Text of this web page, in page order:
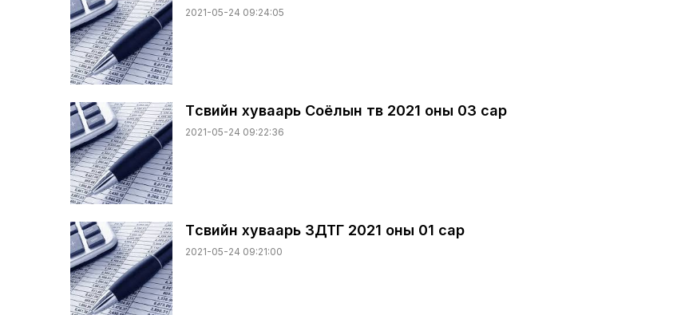
2021-05-24 09:24:05
Төсвийн хуваарь Соёлын төв 2021 оны 03 сар
2021-05-24 09:22:36
Төсвийн хуваарь ЗДТГ 2021 оны 01 сар
2021-05-24 09:21:00